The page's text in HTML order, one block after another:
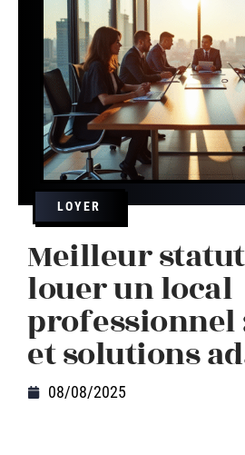
LOYER
Meilleur
louer un local
professionnel
et solutions
08/08/2025